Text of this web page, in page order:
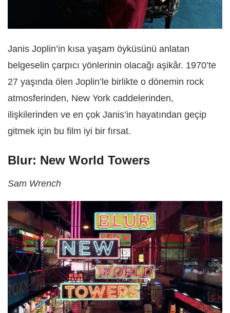
Janis Joplin’in kısa yaşam öyküsünü anlatan
belgeselin çarpıcı yönlerinin olacağı aşikâr. 1970’te
27 yaşında ölen Joplin’le birlikte o dönemin rock
atmosferinden, New York caddelerinden,
ilişkilerinden ve en çok Janis’in hayatından geçip
gitmek için bu film iyi bir fırsat.
Blur: New World Towers
Sam Wrench